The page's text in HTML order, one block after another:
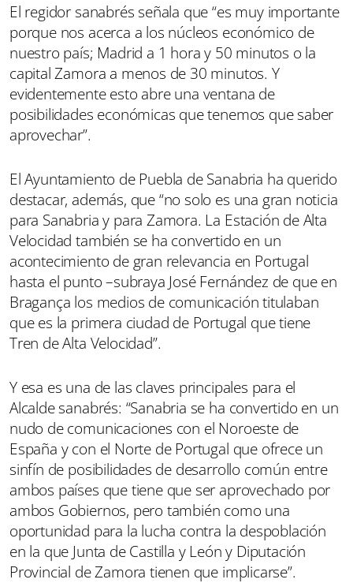
El regidor sanabrés señala que “es muy importante
porque nos acerca a los núcleos económico de
nuestro país; Madrid a 1 hora y 50 minutos o la
capital Zamora a menos de 30 minutos. Y
evidentemente esto abre una ventana de
posibilidades económicas que tenemos que saber
aprovechar”.
El Ayuntamiento de Puebla de Sanabria ha querido
destacar, además, que “no solo es una gran noticia
para Sanabria y para Zamora. La Estación de Alta
Velocidad también se ha convertido en un
acontecimiento de gran relevancia en Portugal
hasta el punto –subraya José Fernández de que en
Bragança los medios de comunicación titulaban
que es la primera ciudad de Portugal que tiene
Tren de Alta Velocidad”.
Y esa es una de las claves principales para el
Alcalde sanabrés: “Sanabria se ha convertido en un
nudo de comunicaciones con el Noroeste de
España y con el Norte de Portugal que ofrece un
sinfín de posibilidades de desarrollo común entre
ambos países que tiene que ser aprovechado por
ambos Gobiernos, pero también como una
oportunidad para la lucha contra la despoblación
en la que Junta de Castilla y León y Diputación
Provincial de Zamora tienen que implicarse”.